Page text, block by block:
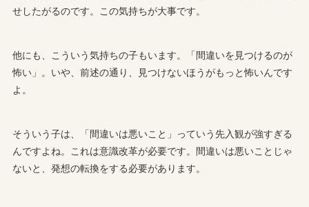
せしたがるのです。この気持ちが大事です。
他にも、こういう気持ちの子もいます。「間違いを見つけるのが
怖い」。いや、前述の通り、見つけないほうがもっと怖いんです
よ。
そういう子は、「間違いは悪いこと」っていう先入観が強すぎる
んですよね。これは意識改革が必要です。間違いは悪いことじゃ
ないと、発想の転換をする必要があります。